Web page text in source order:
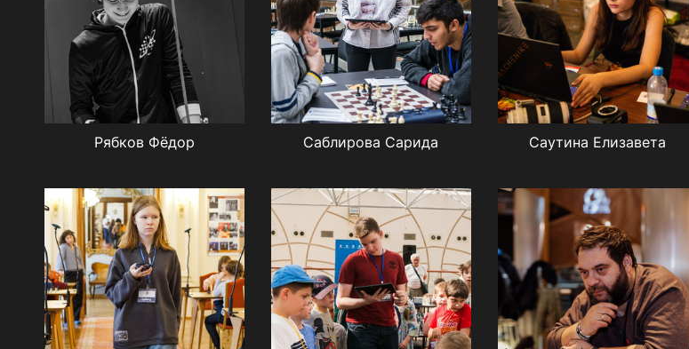
Рябков Фёдор Саблирова Сарида Саутина Елизавета